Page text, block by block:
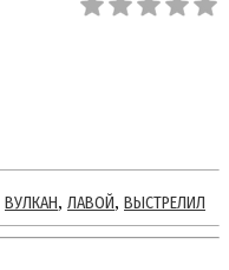
ВУЛКАН, ЛАВОЙ, ВЫСТРЕЛИЛ